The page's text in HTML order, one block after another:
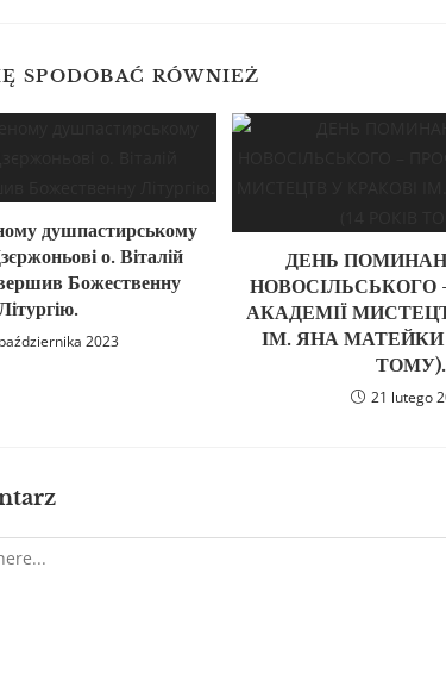
SPODOBAĆ RÓWNIEŻ
душпастирському
о. Віталій
Божественну
2023
ДЕНЬ
НОВОСІЛЬСЬКОГО
АКАДЕМІЇ
ІМ. ЯНА МАТЕЙКИ
ТОМУ).
21 lutego